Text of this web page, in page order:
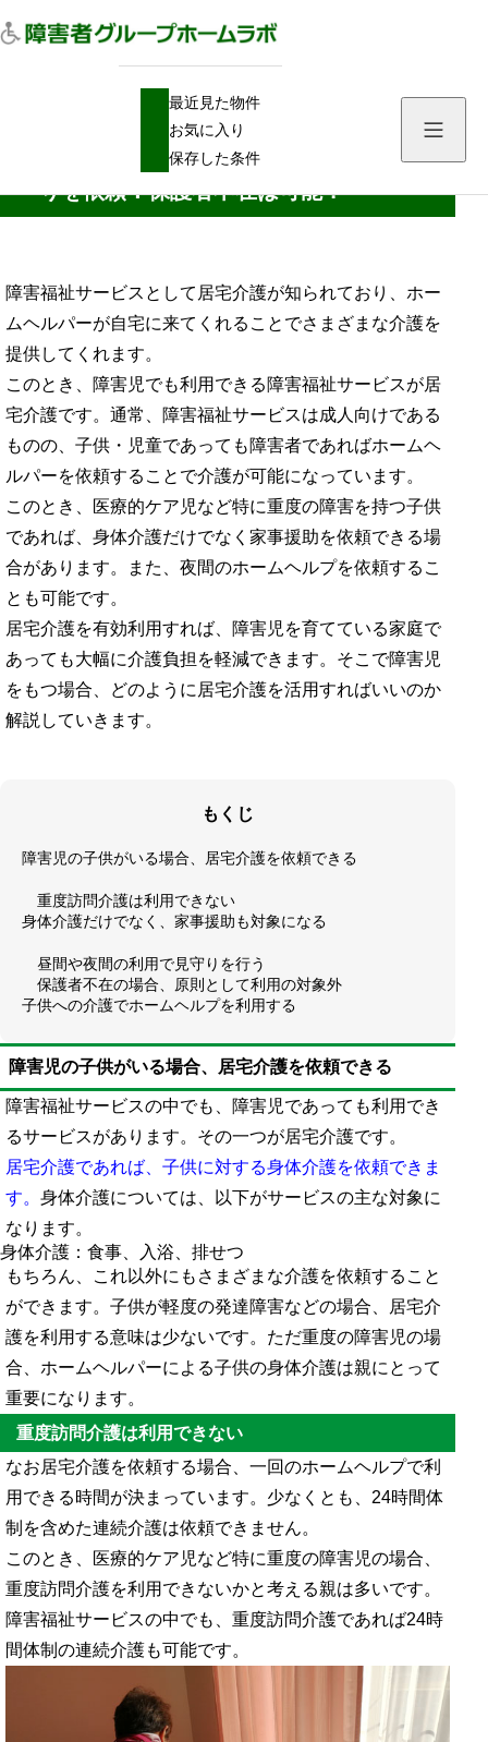
最近見た物件
お気に入り
保存した条件
居宅介護で子供・障害児の身体介護や見守りを依頼：保護者不在は可能？
居宅介護で子供・障害児の身体介護や見守
りを依頼：保護者不在は可能？
障害福祉サービスとして居宅介護が知られており、ホー
ムヘルパーが自宅に来てくれることでさまざまな介護を
提供してくれます。
このとき、障害児でも利用できる障害福祉サービスが居
宅介護です。通常、障害福祉サービスは成人向けである
ものの、子供・児童であっても障害者であればホームヘ
ルパーを依頼することで介護が可能になっています。
このとき、医療的ケア児など特に重度の障害を持つ子供
であれば、身体介護だけでなく家事援助を依頼できる場
合があります。また、夜間のホームヘルプを依頼するこ
とも可能です。
居宅介護を有効利用すれば、障害児を育てている家庭で
あっても大幅に介護負担を軽減できます。そこで障害児
をもつ場合、どのように居宅介護を活用すればいいのか
解説していきます。
もくじ
障害児の子供がいる場合、居宅介護を依頼できる
重度訪問介護は利用できない
身体介護だけでなく、家事援助も対象になる
昼間や夜間の利用で見守りを行う
保護者不在の場合、原則として利用の対象外
子供への介護でホームヘルプを利用する
障害児の子供がいる場合、居宅介護を依頼できる
障害福祉サービスの中でも、障害児であっても利用でき
るサービスがあります。その一つが居宅介護です。
居宅介護であれば、子供に対する身体介護を依頼できま
す。 身体介護については、以下がサービスの主な対象に
なります。
身体介護：食事、入浴、排せつ
もちろん、これ以外にもさまざまな介護を依頼すること
ができます。子供が軽度の発達障害などの場合、居宅介
護を利用する意味は少ないです。ただ重度の障害児の場
合、ホームヘルパーによる子供の身体介護は親にとって
重要になります。
重度訪問介護は利用できない
なお居宅介護を依頼する場合、一回のホームヘルプで利
用できる時間が決まっています。少なくとも、24時間体
制を含めた連続介護は依頼できません。
このとき、医療的ケア児など特に重度の障害児の場合、
重度訪問介護を利用できないかと考える親は多いです。
障害福祉サービスの中でも、重度訪問介護であれば24時
間体制の連続介護も可能です。